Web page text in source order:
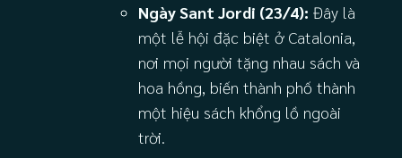
Ngày Sant Jordi (23/4): Đây là
một lễ hội đặc biệt ở Catalonia,
nơi mọi người tặng nhau sách và
hoa hồng, biến thành phố thành
một hiệu sách khổng lồ ngoài
trời.